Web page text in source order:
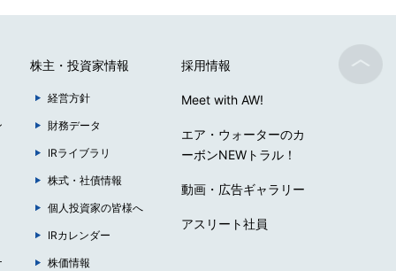
株主・投資家情報
経営方針
財務データ
IRライブラリ
株式・社債情報
個人投資家の皆様へ
IRカレンダー
株価情報
採用情報
Meet with AW!
エア・ウォーターのカ
ーボンNEWトラル！
動画・広告ギャラリー
アスリート社員